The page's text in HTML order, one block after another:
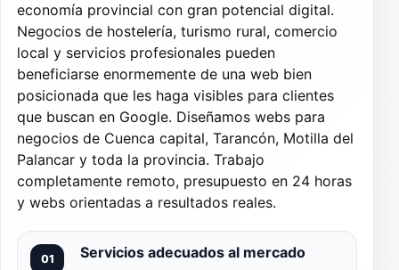
economía provincial con gran potencial digital.
Negocios de hostelería, turismo rural, comercio
local y servicios profesionales pueden
beneficiarse enormemente de una web bien
posicionada que les haga visibles para clientes
que buscan en Google. Diseñamos webs para
negocios de Cuenca capital, Tarancón, Motilla del
Palancar y toda la provincia. Trabajo
completamente remoto, presupuesto en 24 horas
y webs orientadas a resultados reales.
01 Servicios adecuados al mercado